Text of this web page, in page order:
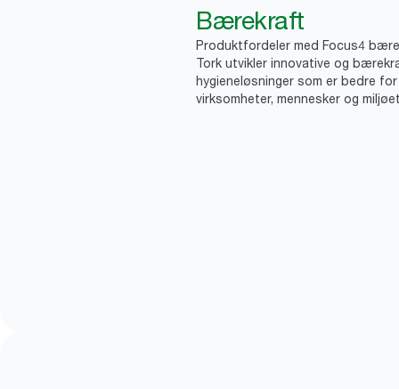
Bærekraft
Produktfordeler med Focus4
Tork utvikler innovative og
hygieneløsninger som er bedre for
virksomheter, mennesker og